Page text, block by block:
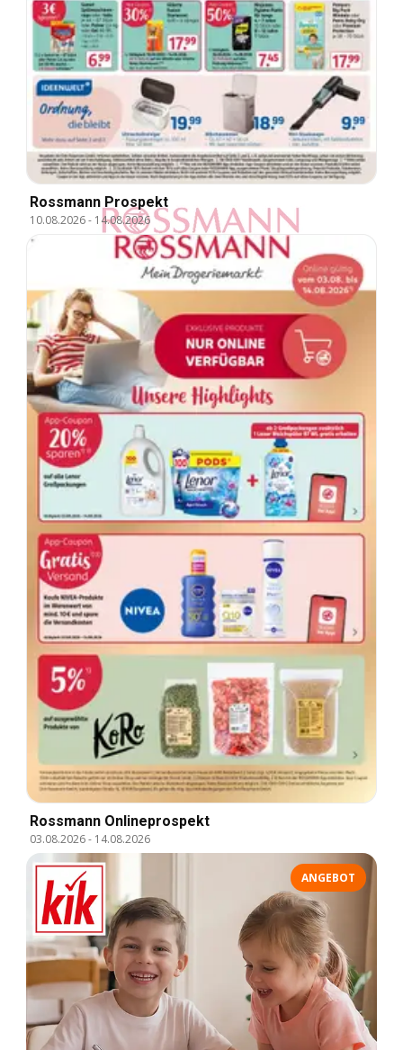
Rossmann Prospekt
10.08.2026- 14.08.2026
Rossmann Onlineprospekt
03.08.2026- 14.08.2026
ANGEBOT